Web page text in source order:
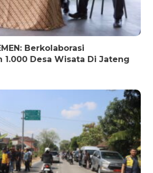
Berkolaborasi
1.000 Desa Wisata Di Jateng